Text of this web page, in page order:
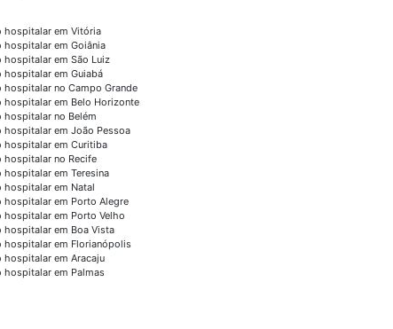
hospitalar em Vitória
hospitalar em Goiânia
hospitalar em São Luiz
hospitalar em Guiabá
hospitalar no Campo Grande
hospitalar em Belo Horizonte
hospitalar no Belém
hospitalar em João Pessoa
hospitalar em Curitiba
hospitalar no Recife
hospitalar em Teresina
hospitalar em Natal
hospitalar em Porto Alegre
hospitalar em Porto Velho
hospitalar em Boa Vista
hospitalar em Florianópolis
hospitalar em Aracaju
hospitalar em Palmas